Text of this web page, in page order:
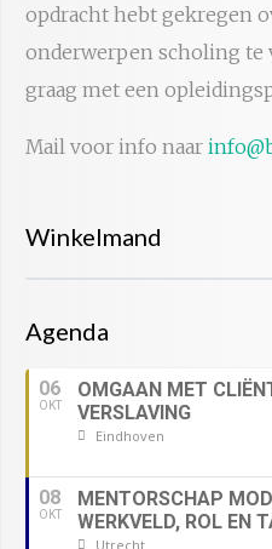
opdracht hebt gekregen
onderwerpen scholing te
graag met een
Mail voor info naar
Winkelmand
Agenda
06
OKT
OMGAAN MET
VERSLAVING
Eindhoven
08
OKT
MENTORSCHAP
WERKVELD, ROL EN
Utrecht